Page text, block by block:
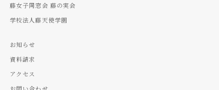
藤女子同窓会 藤の実会
学校法人藤天使学園
お知らせ
資料請求
アクセス
お問い合わせ